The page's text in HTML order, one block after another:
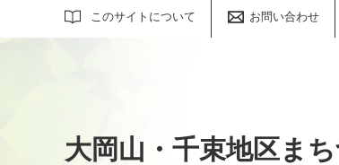
このサイトについて お問い合わせ
サイト内検索
大岡山・千束地区ま